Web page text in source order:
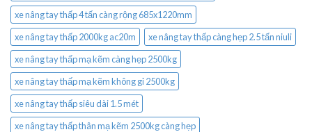
xe nâng tay thấp 4 tấn càng rộng 685x1220mm
xe nâng tay thấp 2000kg ac20m
xe nâng tay thấp càng hẹp 2.5 tấn niuli
xe nâng tay thấp mạ kẽm càng hẹp 2500kg
xe nâng tay thấp mạ kẽm không gỉ 2500kg
xe nâng tay thấp siêu dài 1.5 mét
xe nâng tay thấp thân mạ kẽm 2500kg càng hẹp